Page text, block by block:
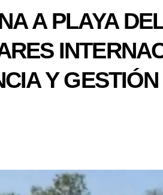
A PLAYA
Y